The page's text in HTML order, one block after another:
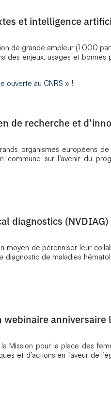
et intelligence
de grande ampleur (1 000
des enjeux, usages et bonnes
ouverte au CNRS » !
de recherche et
organismes européens
sur l’avenir du
diagnostics (NVDIAG)
moyen de pérenniser leur
diagnostic de maladies
webinaire anniversaire
Mission pour la place des
et d’actions en faveur de